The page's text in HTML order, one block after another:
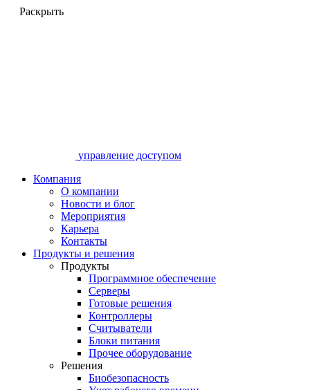
Раскрыть
управление доступом
Компания
О компании
Новости и блог
Мероприятия
Карьера
Контакты
Продукты и решения
Продукты
Программное обеспечение
Серверы
Готовые решения
Контроллеры
Считыватели
Блоки питания
Прочее оборудование
Решения
Биобезопасность